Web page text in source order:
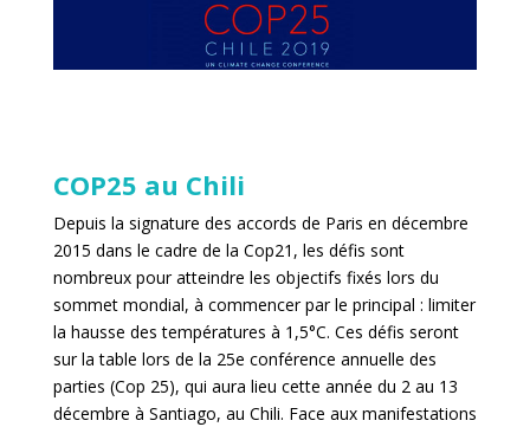
COP25 au Chili
Depuis la signature des accords de Paris en décembre
2015 dans le cadre de la Cop21, les défis sont
nombreux pour atteindre les objectifs fixés lors du
sommet mondial, à commencer par le principal : limiter
la hausse des températures à 1,5°C. Ces défis seront
sur la table lors de la 25e conférence annuelle des
parties (Cop 25), qui aura lieu cette année du 2 au 13
décembre à Santiago, au Chili. Face aux manifestations